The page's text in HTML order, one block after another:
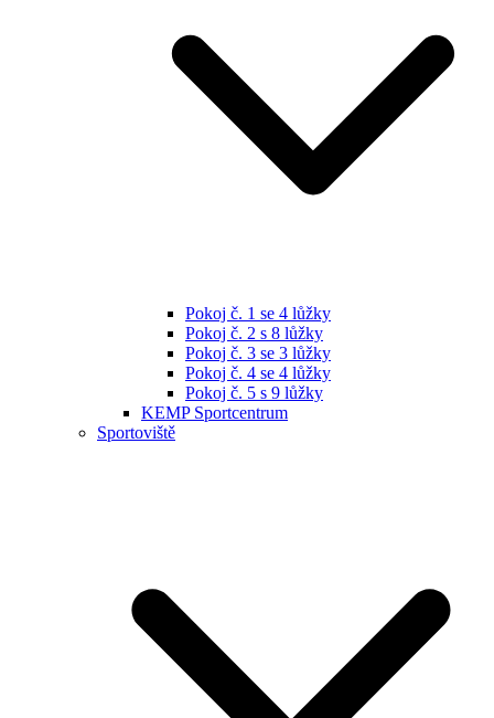
Pokoj č. 1 se 4 lůžky
Pokoj č. 2 s 8 lůžky
Pokoj č. 3 se 3 lůžky
Pokoj č. 4 se 4 lůžky
Pokoj č. 5 s 9 lůžky
KEMP Sportcentrum
Sportoviště